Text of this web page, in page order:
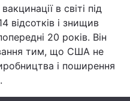
Регіони
Статті
Думки
в світі під
відсотків і знищив
20 років. Він
тим, що США не
і поширення